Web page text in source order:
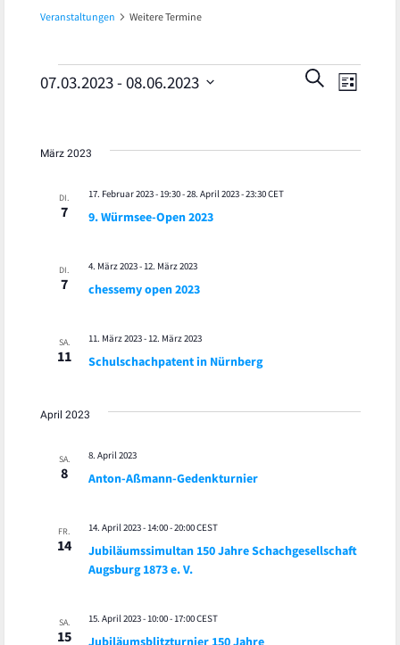
Veranstaltungen Weitere Termine
Veranstaltungen
und
SUCHE
LISTE
07.03.2023 - 08.06.2023
März 2023
DI.
7 9. Würmsee-Open 2023
17. Februar 2023 - 19:30-28. April 2023 - 23:30CET
DI.
7 chessemy open 2023
4. März 2023- 12. März 2023
SA.
11 Schulschachpatent in Nürnberg
11. März 2023- 12. März 2023
April 2023
SA.
8 Anton-Aßmann-Gedenkturnier
8. April 2023
FR.
14
Jubiläumssimultan 150 Jahre Schachgesellschaft
Augsburg 1873 e. V.
14. April 2023 - 14:00-20:00CEST
SA.
15
Jubiläumsblitzturnier 150 Jahre
15. April 2023 - 10:00- 17:00CEST